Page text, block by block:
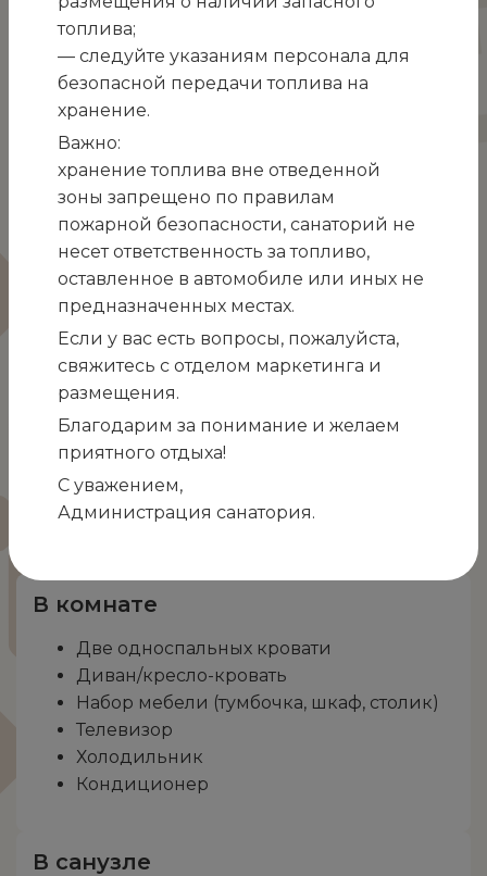
балконом, вид на море или на горы, а также на
парк санатория.
ВНИМАНИЕ!При одноместном размещении
отдыхающего в номере, стоимость путёвки
рассчитывается с коэффициентом 1,5
Правила бронирования
Забронировать этот номер
1 комната 23-26 м2 2+2 гостей
Подписывайтесь чтобы быть в курсе
новостей и специальных предложений
Telegram канал
Одноклассники
В комнате
Две односпальных кровати
Диван/кресло-кровать
Набор мебели (тумбочка, шкаф, столик)
Телевизор
Холодильник
Кондиционер
В санузле
топлива;
— следуйте указаниям персонала для
безопасной передачи топлива на
хранение.
Важно:
хранение топлива вне отведенной
зоны запрещено по правилам
пожарной безопасности, санаторий не
несет ответственность за топливо,
оставленное в автомобиле или иных не
предназначенных местах.
Если у вас есть вопросы, пожалуйста,
свяжитесь с отделом маркетинга и
размещения.
Благодарим за понимание и желаем
приятного отдыха!
С уважением,
Администрация санатория.